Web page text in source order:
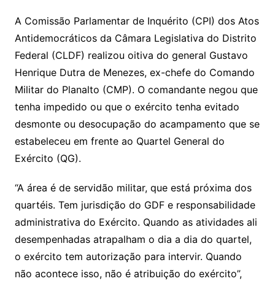
A Comissão Parlamentar de Inquérito (CPI) dos Atos
Antidemocráticos da Câmara Legislativa do Distrito
Federal (CLDF) realizou oitiva do general Gustavo
Henrique Dutra de Menezes, ex-chefe do Comando
Militar do Planalto (CMP). O comandante negou que
tenha impedido ou que o exército tenha evitado
desmonte ou desocupação do acampamento que se
estabeleceu em frente ao Quartel General do
Exército (QG).
“A área é de servidão militar, que está próxima dos
quartéis. Tem jurisdição do GDF e responsabilidade
administrativa do Exército. Quando as atividades ali
desempenhadas atrapalham o dia a dia do quartel,
o exército tem autorização para intervir. Quando
não acontece isso, não é atribuição do exército”,